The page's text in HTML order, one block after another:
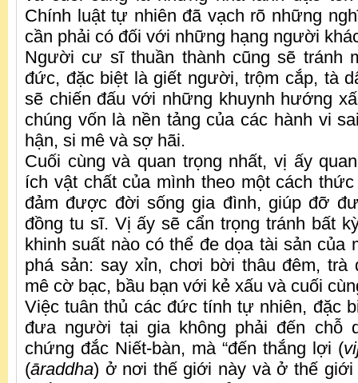
Chính luật tự nhiên đã vạch rõ những
cần phải có đối với những hạng người
Người cư sĩ thuần thành cũng sẽ tránh
đức, đặc biệt là giết người, trộm cắp, tà
sẽ chiến đấu với những khuynh hướng
chúng vốn là nền tảng của các hành vi
hận, si mê và sợ hãi.
Cuối cùng và quan trọng nhất, vị ấy
ích vật chất của mình theo một cách
đảm được đời sống gia đình, giúp đỡ
đồng tu sĩ. Vị ấy sẽ cẩn trọng tránh bất
khinh suất nào có thể đe dọa tài sản của
phá sản: say xỉn, chơi bời thâu đêm, trà
mê cờ bạc, bầu bạn với kẻ xấu và cuối
Việc tuân thủ các đức tính tự nhiên, đặc
đưa người tại gia không phải đến chỗ
chứng đắc Niết-bàn, mà “đến thắng lợi (
(āraddha) ở nơi thế giới này và ở thế giới